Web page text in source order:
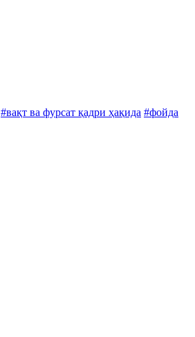
#вақт ва фурсат қадри ҳақида #фойда